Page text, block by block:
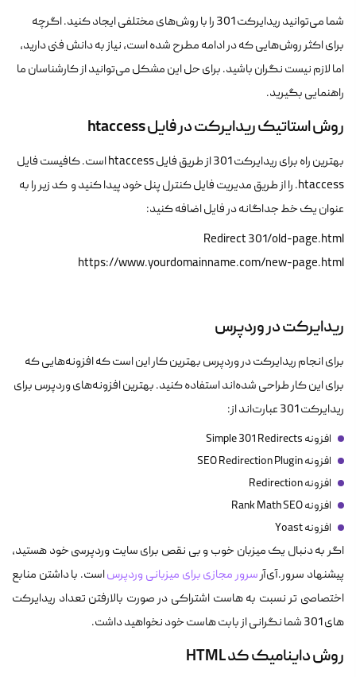
شما می‌توانید ریدایرکت 301 را با روش‌های مختلفی ایجاد کنید. اگرچه
برای اکثر روش‌هایی که در ادامه مطرح شده است، نیاز به دانش فنی دارید،
اما لازم نیست نگران باشید. برای حل این مشکل می‌توانید از کارشناسان ما
راهنمایی بگیرید.
روش استاتیک ریدایرکت در فایل htaccess
بهترین راه برای ریدایرکت 301 از طریق فایل htaccess است. کافیست فایل
htaccess. را از طریق مدیریت فایل کنترل پنل خود پیدا کنید و کد زیر را به
عنوان یک خط جداگانه در فایل اضافه کنید:
Redirect 301/old-page.html
https://www.yourdomainname.com/new-page.html
ریدایرکت در وردپرس
برای انجام ریدایرکت در وردپرس بهترین کار این است که افزونه‌هایی که
برای این کار طراحی شده‌اند استفاده کنید. بهترین افزونه‌های وردپرس برای
ریدایرکت 301 عبارت‌اند از:
افزونه Simple 301 Redirects
افزونه SEO Redirection Plugin
افزونه Redirection
افزونه Rank Math SEO
افزونه Yoast
اگر به دنبال یک میزبان خوب و بی نقص برای سایت وردپرسی خود هستید،
پیشنهاد سرور.آی‌آرسرور مجازی برای میزبانی وردپرساست. با داشتن منابع
اختصاصی تر نسبت به هاست اشتراکی در صورت بالارفتن تعداد ریدایرکت
های 301 شما نگرانی از بابت هاست خود نخواهید داشت.
روش داینامیک کد HTML